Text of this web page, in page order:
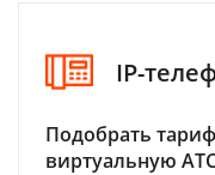
IP-
Подобрать
виртуальную